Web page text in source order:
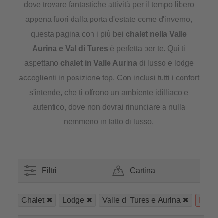
dove trovare fantastiche attività per il tempo libero
appena fuori dalla porta d'estate come d'inverno,
questa pagina con i più bei chalet nella Valle
Aurina e Val di Tures è perfetta per te. Qui ti
aspettano chalet in Valle Aurina di lusso e lodge
accoglienti in posizione top. Con inclusi tutti i confort
s'intende, che ti offrono un ambiente idilliaco e
autentico, dove non dovrai rinunciare a nulla
nemmeno in fatto di lusso.
Filtri Cartina
Chalet Lodge Valle di Tures e Aurina